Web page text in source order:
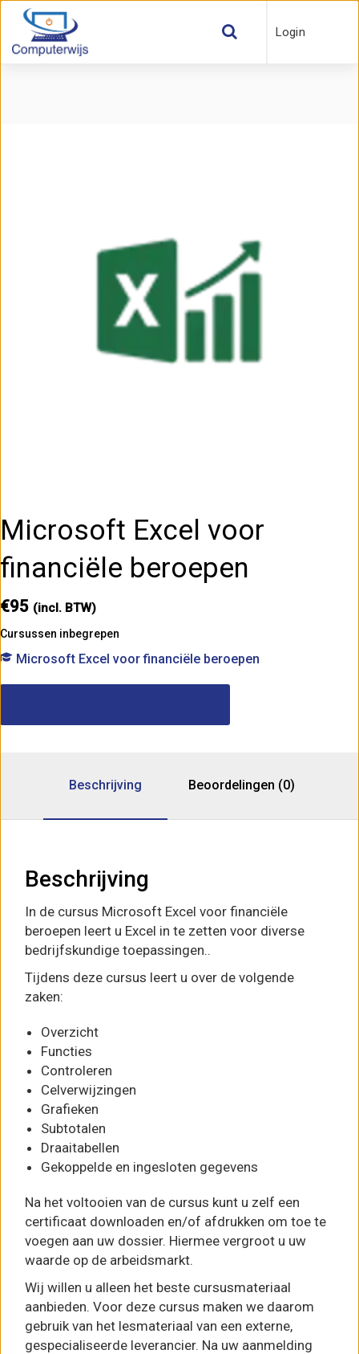
Login
Microsoft Excel voor
financiële beroepen
€95 (incl. BTW)
Cursussen inbegrepen
Microsoft Excel voor financiële beroepen
Beschrijving Beoordelingen (0)
Beschrijving
In de cursus Microsoft Excel voor financiële
beroepen leert u Excel in te zetten voor diverse
bedrijfskundige toepassingen..
Tijdens deze cursus leert u over de volgende
zaken:
Overzicht
Functies
Controleren
Celverwijzingen
Grafieken
Subtotalen
Draaitabellen
Gekoppelde en ingesloten gegevens
Na het voltooien van de cursus kunt u zelf een
certificaat downloaden en/of afdrukken om toe te
voegen aan uw dossier. Hiermee vergroot u uw
waarde op de arbeidsmarkt.
Wij willen u alleen het beste cursusmateriaal
aanbieden. Voor deze cursus maken we daarom
gebruik van het lesmateriaal van een externe,
gespecialiseerde leverancier. Na uw aanmelding